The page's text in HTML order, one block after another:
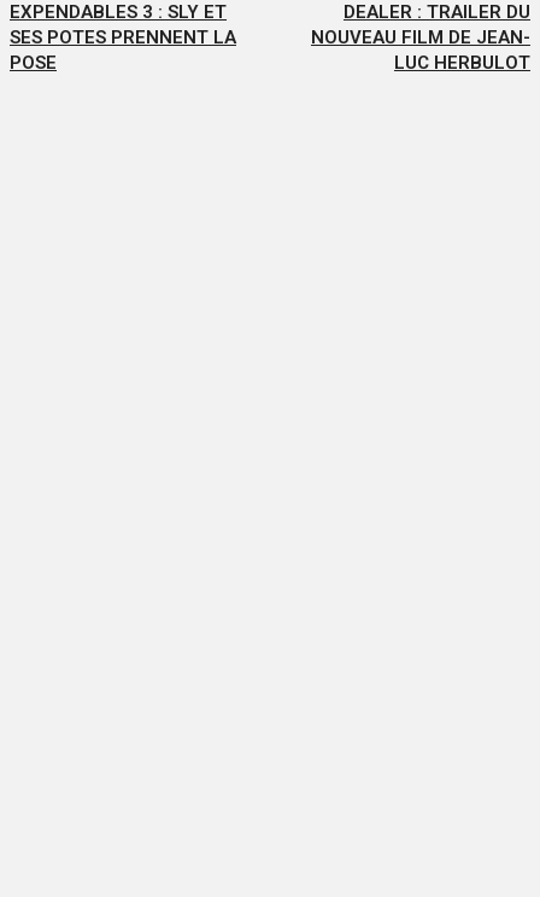
EXPENDABLES 3 : SLY ET
SES POTES PRENNENT LA
POSE
DEALER : TRAILER DU
NOUVEAU FILM DE JEAN-
LUC HERBULOT